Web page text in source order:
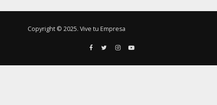
Copyright © 2025. Vive tu Empresa